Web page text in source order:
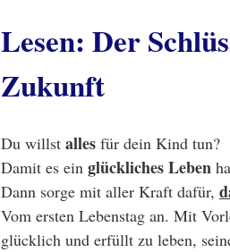
Lesen: Der
Zukunft
Du willst alles für dein Kind tun?
Damit es ein glückliches Leben
Dann sorge mit aller Kraft dafür,
Vom ersten Lebenstag an. Mit
glücklich und erfüllt zu leben,